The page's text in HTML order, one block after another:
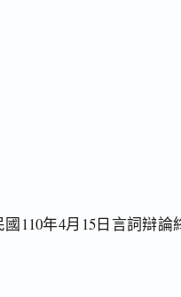
110年4月15日言詞辯論